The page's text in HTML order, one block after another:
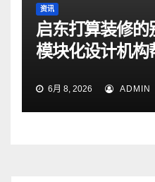
资讯
启东打算装修的
模块化设计机构
6月 8, 2026 ADMIN